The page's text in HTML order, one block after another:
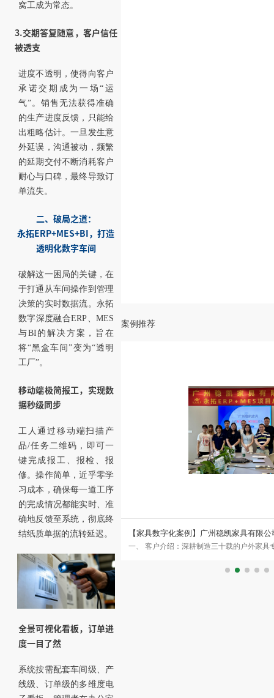
窝工成为常态。
3.交期答复随意，客户信任
被透支
进度不透明，使得向客户
承诺交期成为一场“运
气”。销售无法获得准确
的生产进度反馈，只能给
出粗略估计。一旦发生意
外延误，沟通被动，频繁
的延期交付不断消耗客户
耐心与口碑，最终导致订
单流失。
二、破局之道：
永拓ERP+MES+BI，打造
透明化数字车间
破解这一困局的关键，在
于打通从车间操作到管理
决策的实时数据流。永拓
数字深度融合ERP、MES
与BI的解决方案，旨在
将“黑盒车间”变为“透明
工厂”。
移动端极简报工，实现数
据秒级同步
工人通过移动端扫描产
品/任务二维码，即可一
键完成报工、报检、报
修。操作简单，近乎零学
习成本，确保每一道工序
的完成情况都能实时、准
确地反馈至系统，彻底终
结纸质单据的流转延迟。
全景可视化看板，订单进
度一目了然
系统按需配套车间级、产
线级、订单级的多维度电
案例推荐
携手打造标杆样板
自主品牌商标红邦HOBANG。公
【家具数字化案例】广州稳凯家具有限
MES数字化案例
一、 客户介绍：深耕制造三十载的户外家具